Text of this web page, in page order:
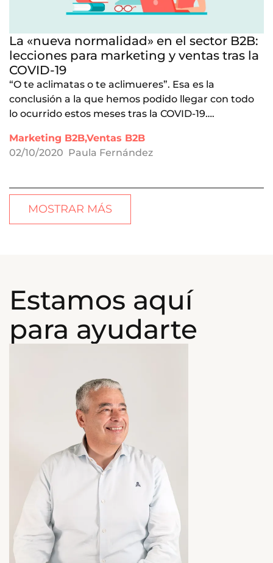
La «nueva normalidad» en el sector B2B:
lecciones para marketing y ventas tras la
COVID-19
“O te aclimatas o te aclimueres”. Esa es la
conclusión a la que hemos podido llegar con todo
lo ocurrido estos meses tras la COVID-19….
Marketing B2B,Ventas B2B
02/10/2020 Paula Fernández
MOSTRAR MÁS
Estamos aquí
para ayudarte